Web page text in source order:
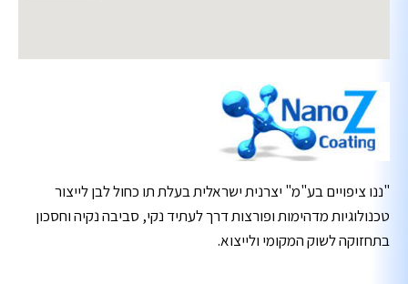
"ננו ציפויים בע"מ" יצרנית ישראלית בעלת תו כחול לבן לייצור
טכנולוגיות מדהימות ופורצות דרך לעתיד נקי, סביבה נקיה וחסכון
בתחזוקה לשוק המקומי ולייצוא.